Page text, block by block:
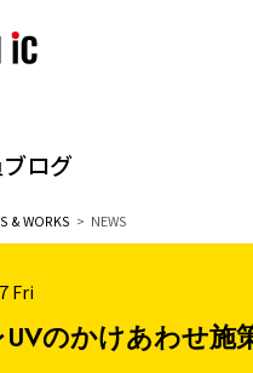
ログ
& WORKS > NEWS
Fri
のかけあわせ施